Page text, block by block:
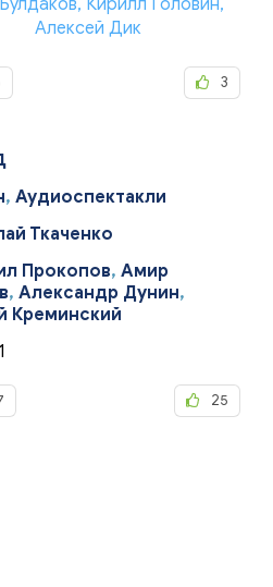
Кирилл Головин,
Алексей Дик
3
, Аудиоспектакли
Ткаченко
Прокопов, Амир
, Александр Дунин,
Креминский
25